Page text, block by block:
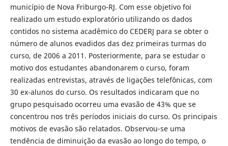
município de Nova Friburgo-RJ. Com esse objetivo foi
realizado um estudo exploratório utilizando os dados
contidos no sistema acadêmico do CEDERJ para se obter o
número de alunos evadidos das dez primeiras turmas do
curso, de 2006 a 2011. Posteriormente, para se estudar o
motivo dos estudantes abandonarem o curso, foram
realizadas entrevistas, através de ligações telefônicas, com
30 ex-alunos do curso. Os resultados indicaram que no
grupo pesquisado ocorreu uma evasão de 43% que se
concentrou nos três períodos iniciais do curso. Os principais
motivos de evasão são relatados. Observou-se uma
tendência de diminuição da evasão ao longo do tempo, o